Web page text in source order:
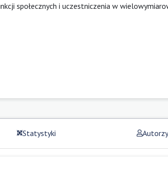
społecznych i uczestniczenia w
Statystyki